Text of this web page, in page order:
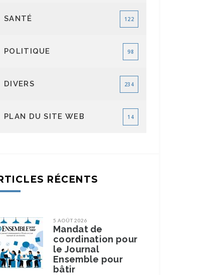
SANTÉ 122
POLITIQUE 98
DIVERS 234
PLAN DU SITE WEB 14
RÉCENTS
5 AOÛT 2026
Mandat de
coordination pour
le Journal
Ensemble pour
bâtir